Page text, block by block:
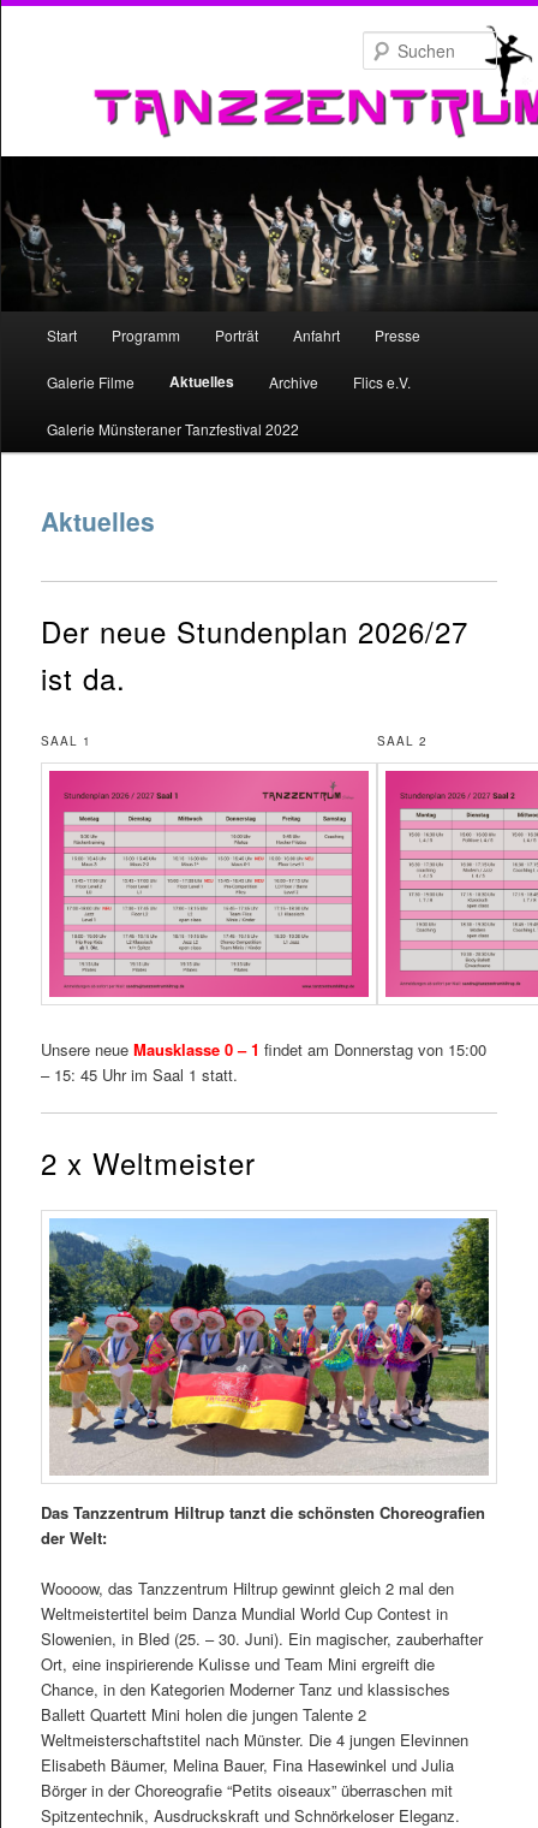
Zum
primären
Inhalt
Start Programm Porträt Anfahrt Presse
Galerie Filme Aktuelles Archive Flics e.V.
Galerie Münsteraner Tanzfestival 2022
Aktuelles
Der neue Stundenplan 2026/27
ist da.
SAAL 1 SAAL 2
Unsere neueMausklasse 0 – 1 findet am Donnerstag von 15:00
– 15: 45 Uhr im Saal 1 statt.
2 x Weltmeister
Das Tanzzentrum Hiltrup tanzt die schönsten Choreografien
der Welt:
Woooow, das Tanzzentrum Hiltrup gewinnt gleich 2 mal den
Weltmeistertitel beim Danza Mundial World Cup Contest in
Slowenien, in Bled (25. – 30. Juni). Ein magischer, zauberhafter
Ort, eine inspirierende Kulisse und Team Mini ergreift die
Chance, in den Kategorien Moderner Tanz und klassisches
Ballett Quartett Mini holen die jungen Talente 2
Weltmeisterschaftstitel nach Münster. Die 4 jungen Elevinnen
Elisabeth Bäumer, Melina Bauer, Fina Hasewinkel und Julia
Börger in der Choreografie “Petits oiseaux” überraschen mit
Spitzentechnik, Ausdruckskraft und Schnörkeloser Eleganz.